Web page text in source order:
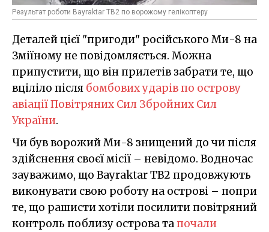
Результат роботи Bayraktar TB2 по ворожому гелікоптеру
Деталей цієї "пригоди" російського Ми-8 на
Зміїному не повідомляється. Можна
припустити, що він прилетів забрати те, що
вціліло після бомбових ударів по острову
авіації Повітряних Сил Збройних Сил
України.
Чи був ворожий Ми-8 знищений до чи після
здійснення своєї місії – невідомо. Водночас
зауважимо, що Bayraktar TB2 продовжують
виконувати свою роботу на острові – попри
те, що рашисти хотіли посилити повітряний
контроль поблизу острова тапочали